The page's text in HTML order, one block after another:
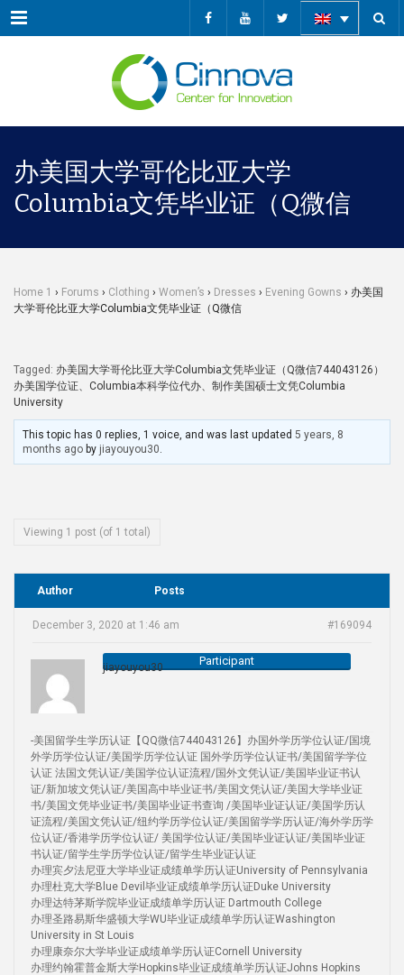
Menu
办美国大学哥伦比亚大学
Columbia文凭毕业证（Q微信
Home 1 › Forums › Clothing › Women’s › Dresses › Evening Gowns › 办美国
大学哥伦比亚大学Columbia文凭毕业证（Q微信
Tagged: 办美国大学哥伦比亚大学Columbia文凭毕业证（Q微信744043126）
办美国学位证、Columbia本科学位代办、制作美国硕士文凭Columbia
University
This topic has 0 replies, 1 voice, and was last updated5 years, 8
months ago by jiayouyou30.
Viewing 1 post (of 1 total)
Author Posts
December 3, 2020 at 1:46 am #169094
jiayouyou30 Participant
-美国留学生学历认证【QQ微信744043126】办国外学历学位认证/国境
外学历学位认证/美国学历学位认证 国外学历学位认证书/美国留学学位
认证 法国文凭认证/美国学位认证流程/国外文凭认证/美国毕业证书认
证/新加坡文凭认证/美国高中毕业证书/美国文凭认证/美国大学毕业证
书/美国文凭毕业证书/美国毕业证书查询 /美国毕业证认证/美国学历认
证流程/美国文凭认证/纽约学历学位认证/美国留学学历认证/海外学历学
位认证/香港学历学位认证/ 美国学位认证/美国毕业证认证/美国毕业证
书认证/留学生学历学位认证/留学生毕业证认证
办理宾夕法尼亚大学毕业证成绩单学历认证University of Pennsylvania
办理杜克大学Blue Devil毕业证成绩单学历认证Duke University
办理达特茅斯学院毕业证成绩单学历认证 Dartmouth College
办理圣路易斯华盛顿大学WU毕业证成绩单学历认证Washington
University in St Louis
办理康奈尔大学毕业证成绩单学历认证Cornell University
办理约翰霍普金斯大学Hopkins毕业证成绩单学历认证Johns Hopkins